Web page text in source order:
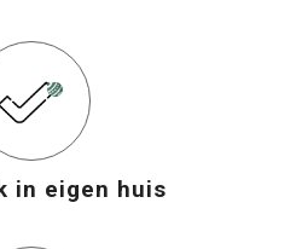
in eigen huis